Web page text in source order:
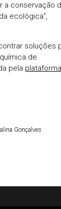
a conservação
ecológica”,
soluções
de
pela plataforma
Gonçalves